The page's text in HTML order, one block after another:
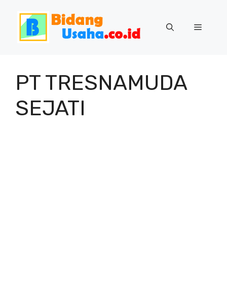
Menu
PT TRESNAMUDA
SEJATI